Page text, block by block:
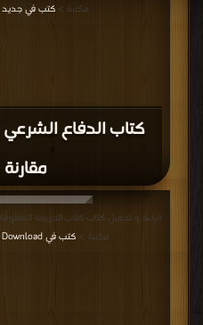
كتاب الدفاع
مقارنة PDF
مكتبة > كتب في جديد
مكتبة > كتب في Free Download